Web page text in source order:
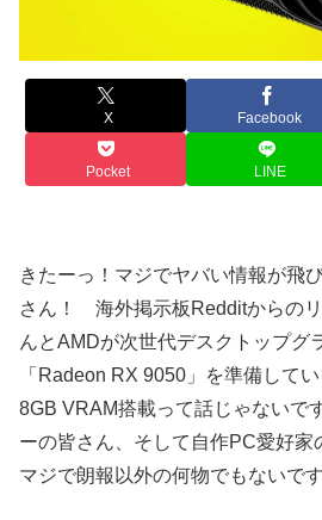
X Facebook
Pocket LINE
きたーっ！マジでヤバい情報が飛
さん！ 海外掲示板Redditからの
んとAMDが次世代デスクトップグ
「Radeon RX 9050」を準備して
8GB VRAM搭載って話じゃない
ーの皆さん、そして自作PC愛好家
マジで朗報以外の何物でもないです